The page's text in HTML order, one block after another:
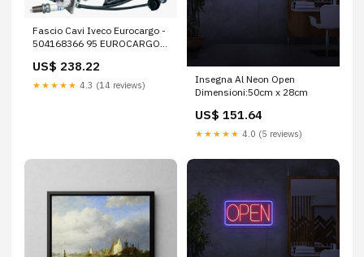
Fascio Cavi Iveco Eurocargo -
504168366 95 EUROCARGO
US$ 238.22
★★★★★ 4.3 (14 reviews)
Insegna Al Neon Open
Dimensioni:50cm x 28cm
US$ 151.64
★★★★★ 4.0 (5 reviews)